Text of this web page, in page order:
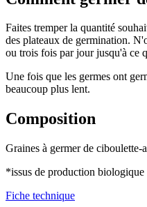
Faites tremper la quantité
des plateaux de germination.
ou trois fois par jour jusqu'à ce
Une fois que les germes ont
beaucoup plus lent.
Composition
Graines à germer de ciboulette-
*issus de production biologique
Fiche technique